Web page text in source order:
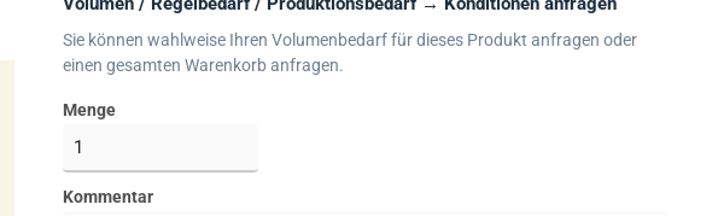
Sie können wahlweise Ihren Volumenbedarf für dieses Produkt anfragen oder
einen gesamten Warenkorb anfragen.
Menge
Kommentar